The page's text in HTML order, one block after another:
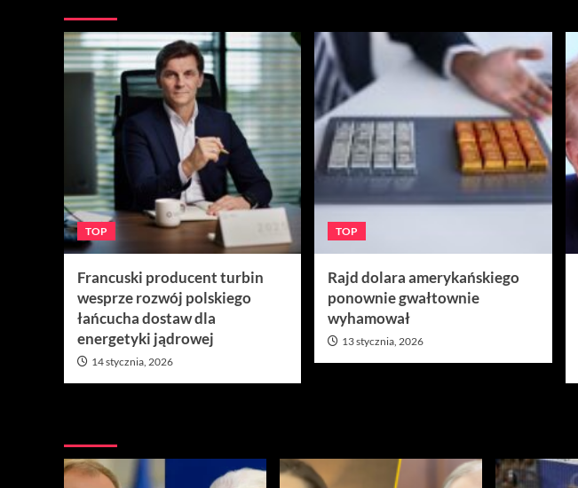
TOP
Francuski producent turbin
wesprze rozwój polskiego
łańcucha dostaw dla
energetyki jądrowej
14 stycznia, 2026
TOP
Rajd dolara amerykańskiego
ponownie gwałtownie
wyhamował
13 stycznia, 2026